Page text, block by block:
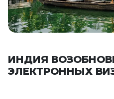
ИНДИЯ
ЭЛЕКТРОННЫХ